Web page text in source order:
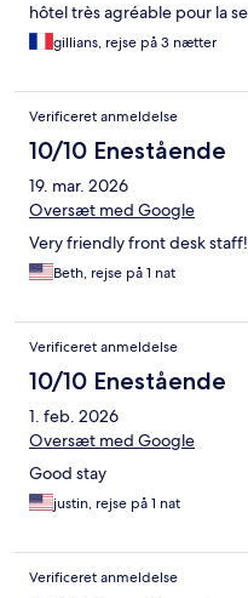
hôtel très agréable pour la
gillians, rejse på 3 nætter
Verificeret anmeldelse
10/10 Enestående
19. mar. 2026
Oversæt med Google
Very friendly front desk staff!
Beth, rejse på 1 nat
Verificeret anmeldelse
10/10 Enestående
1. feb. 2026
Oversæt med Google
Good stay
justin, rejse på 1 nat
Verificeret anmeldelse